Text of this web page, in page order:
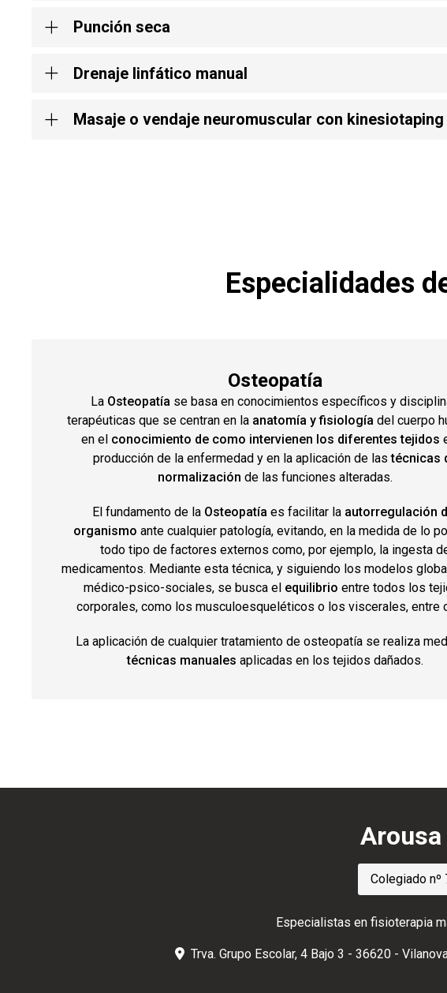
Punción seca
Drenaje linfático manual
Masaje o vendaje neuromuscular con kinesiotaping
Especialidades
Osteopatía
La Osteopatía se basa en conocimientos específicos y
terapéuticas que se centran en la anatomía y fisiología del cuerpo
en el conocimiento de como intervienen los diferentes tejidos
producción de la enfermedad y en la aplicación de lastécnicas
normalización de las funciones alteradas.
El fundamento de la Osteopatía es facilitar la autorregulación
organismo ante cualquier patología, evitando, en la medida de lo
todo tipo de factores externos como, por ejemplo, la ingesta
medicamentos. Mediante esta técnica, y siguiendo los modelos
médico-psico-sociales, se busca el equilibrio entre todos los
corporales, como los musculoesqueléticos o los viscerales, entre
La aplicación de cualquier tratamiento de osteopatía se realiza
técnicas manuales aplicadas en los tejidos dañados.
Colegiado nº
Especialistas en fisioterapia
Trva. Grupo Escolar, 4 Bajo 3 - 36620 -